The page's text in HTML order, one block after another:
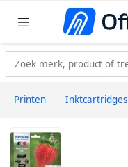
Printen Inktcartridges